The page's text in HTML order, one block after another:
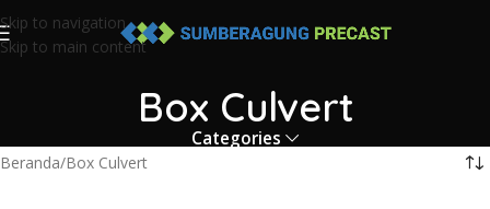
Skip to navigation
Skip to main content
Box Culvert
Categories
Beranda Box Culvert